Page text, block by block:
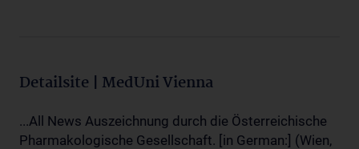
Detailsite | MedUni Vienna
...All News Auszeichnung durch die Österreichische
Pharmakologische Gesellschaft. [in German:] (Wien,